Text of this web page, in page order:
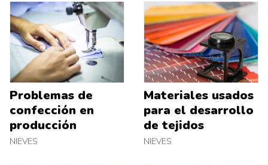
Problemas de
confección en
producción
NIEVES
Materiales usados
para el desarrollo
de tejidos
NIEVES